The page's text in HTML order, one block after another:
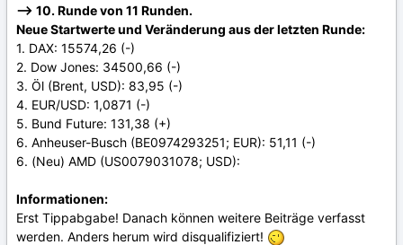
--> 10. Runde von 11 Runden.
Neue Startwerte und Veränderung aus der letzten Runde:
1. DAX: 15574,26 (-)
2. Dow Jones: 34500,66 (-)
3. Öl (Brent, USD): 83,95 (-)
4. EUR/USD: 1,0871 (-)
5. Bund Future: 131,38 (+)
6. Anheuser-Busch (BE0974293251; EUR): 51,11 (-)
6. (Neu) AMD (US0079031078; USD):
Informationen:
Erst Tippabgabe! Danach können weitere Beiträge verfasst
werden. Anders herum wird disqualifiziert!